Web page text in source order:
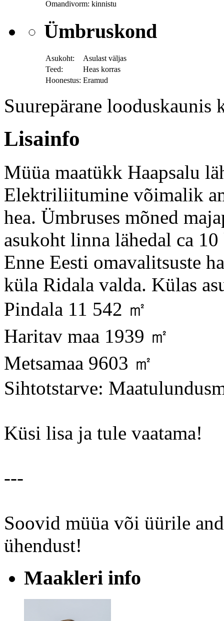
Omandivorm: kinnistu
Ümbruskond
Asukoht:
Asulast väljas
Teed:
Heas korras
Hoonestus: Eramud
Suurepärane looduskaunis
Lisainfo
Müüa maatükk Haapsalu
Elektriliitumine võimalik
hea. Ümbruses mõned
asukoht linna lähedal ca
Enne Eesti omavalitsuste
küla Ridala valda. Külas
Pindala 11 542 ㎡
Haritav maa 1939 ㎡
Metsamaa 9603 ㎡
Sihtotstarve:
Küsi lisa ja tule vaatama!
---
Soovid müüa või üürile
ühendust!
Maakleri info